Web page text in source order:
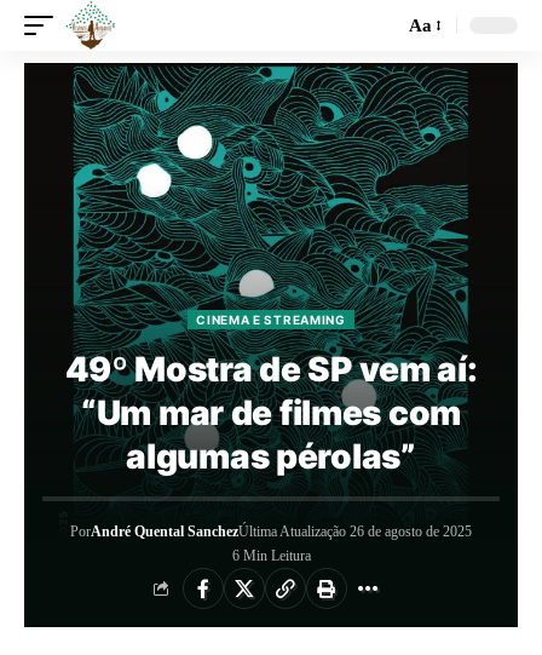
Aa
CINEMA E STREAMING
49º Mostra de SP vem aí:
“Um mar de filmes com
algumas pérolas”
PorAndré Quental SanchezÚltima Atualização 26 de agosto de 2025
6 Min Leitura